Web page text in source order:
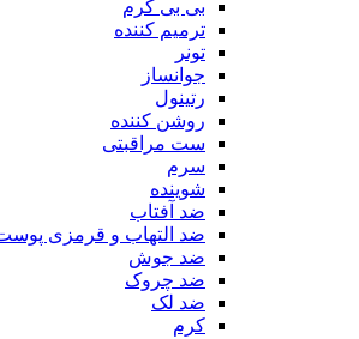
بی بی کرم
ترمیم کننده
تونر
جوانساز
رتینول
روشن کننده
ست مراقبتی
سرم
شوینده
ضد آفتاب
ضد التهاب و قرمزی
‌ضد جوش
ضد چروک
ضد لک
کرم